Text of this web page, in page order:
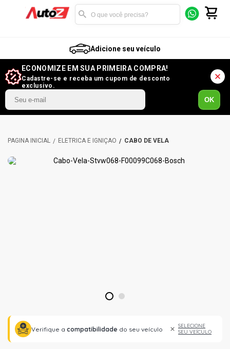
Adicione seu veículo
ECONOMIZE EM SUA PRIMEIRA COMPRA!
Cadastre-se e receba um cupom de desconto
exclusivo.
OK
ELÉTRICA E IGNIÇÃO CABO DE VELA
1 2
Verifique a compatibilidade do seu veículo
SELECIONE
SEU VEÍCULO